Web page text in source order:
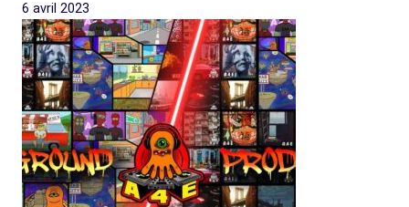
6 avril 2023